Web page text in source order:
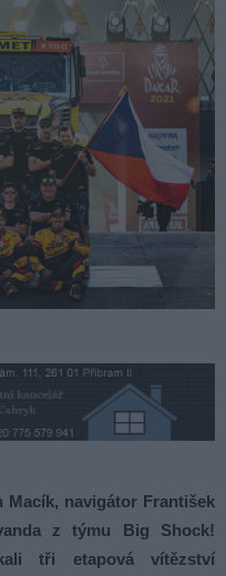
Macík, navigátor František
z týmu Big Shock!
tři etapová vítězství